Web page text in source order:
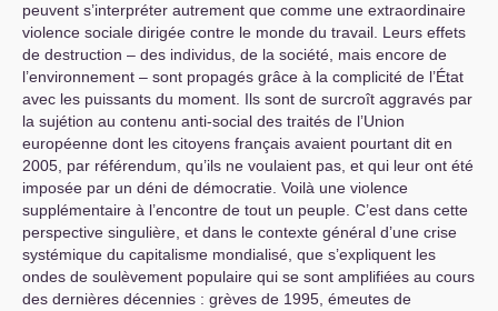
peuvent s’interpréter autrement que comme une extraordinaire
violence sociale dirigée contre le monde du travail. Leurs effets
de destruction – des individus, de la société, mais encore de
l’environnement – sont propagés grâce à la complicité de l’État
avec les puissants du moment. Ils sont de surcroît aggravés par
la sujétion au contenu anti-social des traités de l’Union
européenne dont les citoyens français avaient pourtant dit en
2005, par référendum, qu’ils ne voulaient pas, et qui leur ont été
imposée par un déni de démocratie. Voilà une violence
supplémentaire à l’encontre de tout un peuple. C’est dans cette
perspective singulière, et dans le contexte général d’une crise
systémique du capitalisme mondialisé, que s’expliquent les
ondes de soulèvement populaire qui se sont amplifiées au cours
des dernières décennies : grèves de 1995, émeutes de